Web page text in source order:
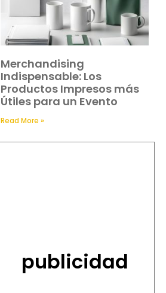
Merchandising
Indispensable: Los
Productos Impresos más
Útiles para un Evento
Read More »
publicidad